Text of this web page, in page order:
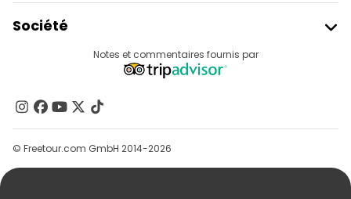
Connexion Du Fournisseur
Programme D’affiliation
Société
Contactez-Nous
Groupes
Aide
Notes et commentaires fournis par
© Freetour.com GmbH 2014-2026